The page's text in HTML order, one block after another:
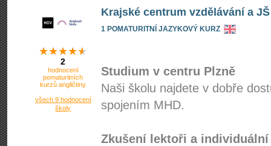
Krajské centrum vzdělávání a
1 POMATURITNÍ JAZYKOVÝ KURZ
2
hodnocení
pomaturitních
kurzů angličtiny
všech 9 hodnocení
školy
Studium v centru Plzně
Naši školu najdete v dobře
spojením MHD.
Zkušení lektoři a